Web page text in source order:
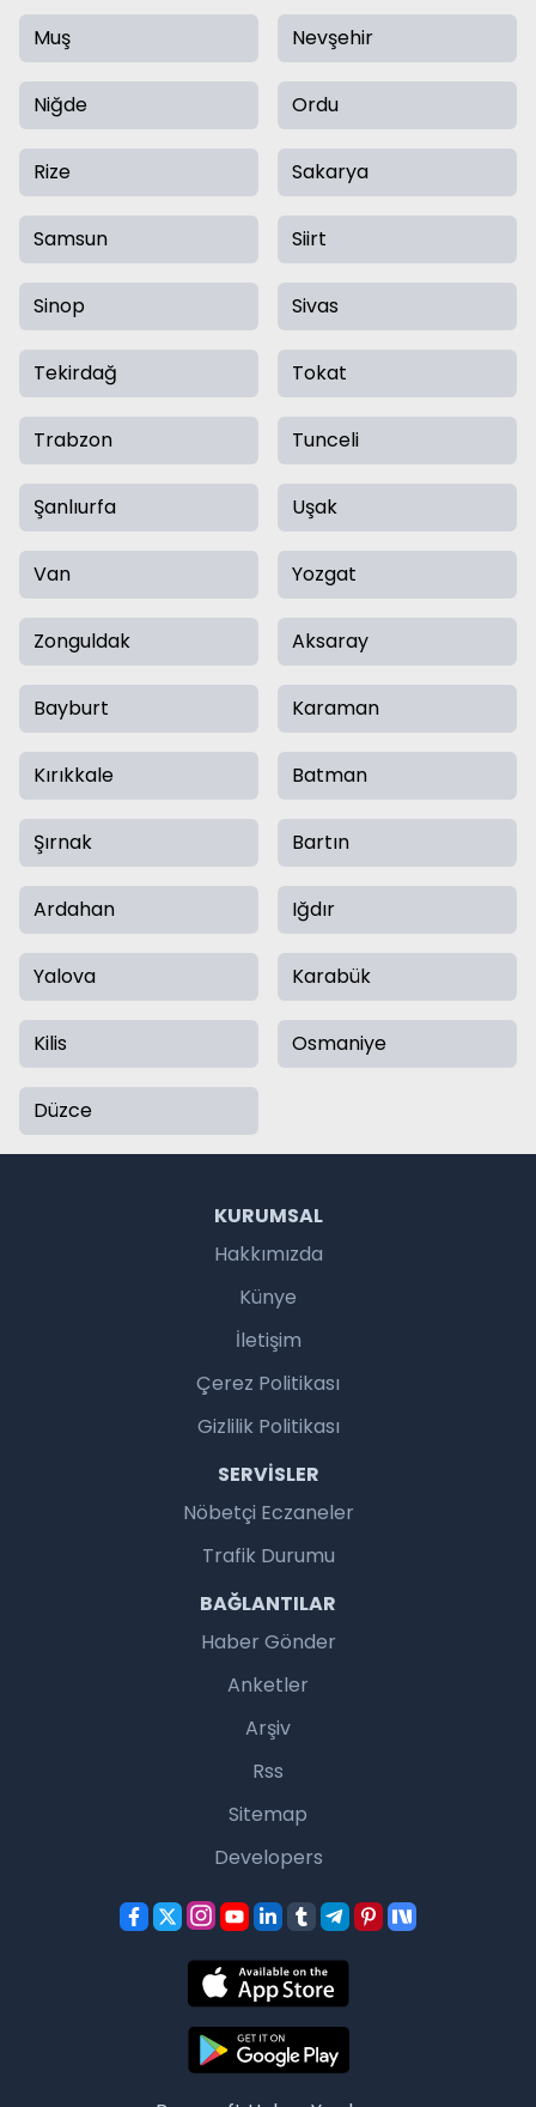
Muş Nevşehir
Niğde Ordu
Rize Sakarya
Samsun Siirt
Sinop Sivas
Tekirdağ Tokat
Trabzon Tunceli
Şanlıurfa Uşak
Van Yozgat
Zonguldak Aksaray
Bayburt Karaman
Kırıkkale Batman
Şırnak Bartın
Ardahan Iğdır
Yalova Karabük
Kilis Osmaniye
Düzce
KURUMSAL
Hakkımızda
Künye
İletişim
Çerez Politikası
Gizlilik Politikası
SERVISLER
Nöbetçi Eczaneler
Trafik Durumu
BAĞLANTILAR
Haber Gönder
Anketler
Arşiv
Rss
Sitemap
Developers